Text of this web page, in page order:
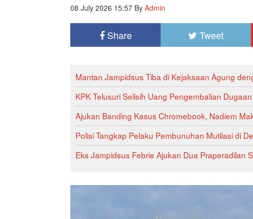
08 July 2026 15:57 By Admin
Share Tweet
Mantan Jampidsus Tiba di Kejaksaan Agung
KPK Telusuri Selisih Uang Pengembalian
Ajukan Banding Kasus Chromebook, Nadiem
Polisi Tangkap Pelaku Pembunuhan Mutilasi di
Eks Jampidsus Febrie Ajukan Dua Praperadilan